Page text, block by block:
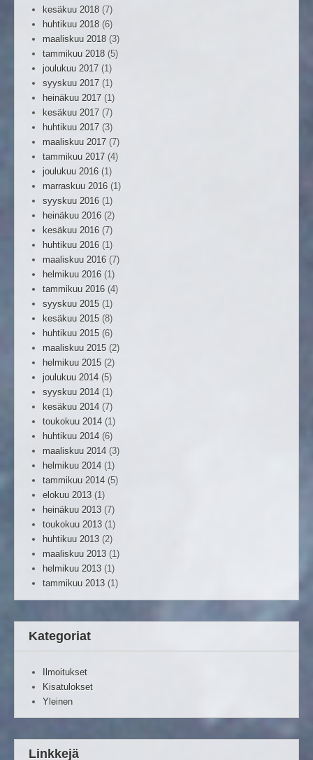
kesäkuu 2018 (7)
huhtikuu 2018 (6)
maaliskuu 2018 (3)
tammikuu 2018 (5)
joulukuu 2017 (1)
syyskuu 2017 (1)
heinäkuu 2017 (1)
kesäkuu 2017 (7)
huhtikuu 2017 (3)
maaliskuu 2017 (7)
tammikuu 2017 (4)
joulukuu 2016 (1)
marraskuu 2016 (1)
syyskuu 2016 (1)
heinäkuu 2016 (2)
kesäkuu 2016 (7)
huhtikuu 2016 (1)
maaliskuu 2016 (7)
helmikuu 2016 (1)
tammikuu 2016 (4)
syyskuu 2015 (1)
kesäkuu 2015 (8)
huhtikuu 2015 (6)
maaliskuu 2015 (2)
helmikuu 2015 (2)
joulukuu 2014 (5)
syyskuu 2014 (1)
kesäkuu 2014 (7)
toukokuu 2014 (1)
huhtikuu 2014 (6)
maaliskuu 2014 (3)
helmikuu 2014 (1)
tammikuu 2014 (5)
elokuu 2013 (1)
heinäkuu 2013 (7)
toukokuu 2013 (1)
huhtikuu 2013 (2)
maaliskuu 2013 (1)
helmikuu 2013 (1)
tammikuu 2013 (1)
Kategoriat
Ilmoitukset
Kisatulokset
Yleinen
Linkkejä